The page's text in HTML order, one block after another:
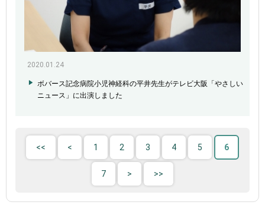
2020.01.24
ボバース記念病院小児神経科の平井先生がテレビ大阪「やさしい
ニュース」に出演しました
1 2 3 4 5 6
7